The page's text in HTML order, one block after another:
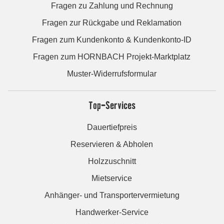
Fragen zu Zahlung und Rechnung
Fragen zur Rückgabe und Reklamation
Fragen zum Kundenkonto & Kundenkonto-ID
Fragen zum HORNBACH Projekt-Marktplatz
Muster-Widerrufsformular
Top-Services
Dauertiefpreis
Reservieren & Abholen
Holzzuschnitt
Mietservice
Anhänger- und Transportervermietung
Handwerker-Service